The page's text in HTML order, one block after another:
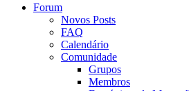
Forum
Novos Posts
FAQ
Calendário
Comunidade
Grupos
Membros